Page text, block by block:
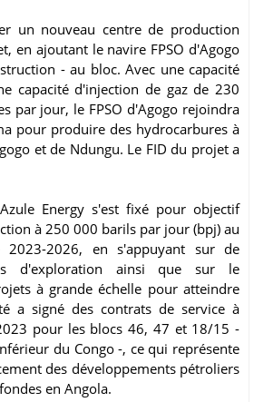
un nouveau centre de production
en ajoutant le navire FPSO d'Agogo
- au bloc. Avec une capacité
capacité d'injection de gaz de 230
par jour, le FPSO d'Agogo rejoindra
pour produire des hydrocarbures à
et de Ndungu. Le FID du projet a
Energy s'est fixé pour objectif
à 250 000 barils par jour (bpj) au
2026, en s'appuyant sur de
d'exploration ainsi que sur le
à grande échelle pour atteindre
a signé des contrats de service à
pour les blocs 46, 47 et 18/15 -
du Congo -, ce qui représente
des développements pétroliers
en Angola.